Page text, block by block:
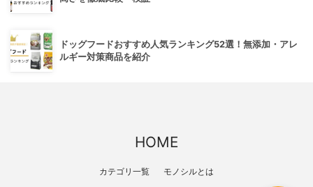
ドッグフードおすすめ人気ランキング52選！無添加・アレ
ルギー対策商品を紹介
HOME
カテゴリ一覧 モノシルとは